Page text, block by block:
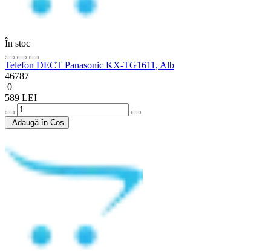
În stoc
Telefon DECT Panasonic KX-TG1611, Alb
46787
0
589 LEI
Adaugă în Coș